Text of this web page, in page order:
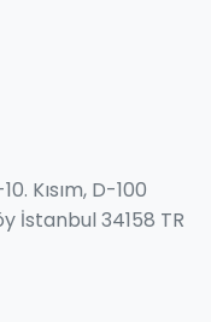
Kısım, D-100
İstanbul 34158 TR